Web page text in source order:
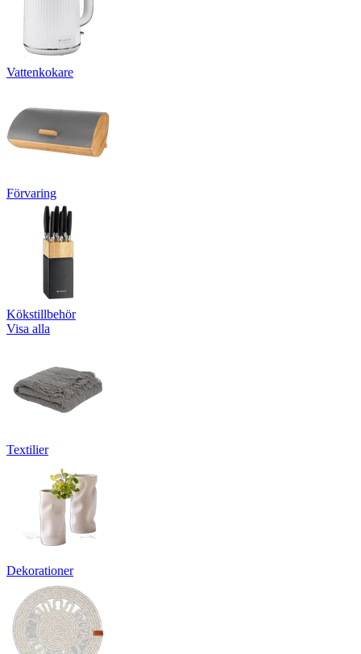
Vattenkokare
Förvaring
Kökstillbehör
Visa alla
Textilier
Dekorationer